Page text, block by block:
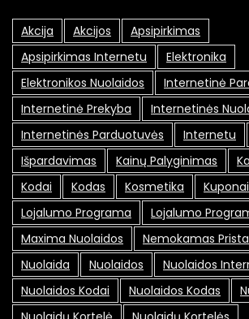
Akcija Akcijos
Apsipirkimas
Apsipirkimas Internetu
Elektronika
Elektronikos Nuolaidos
Internetinė
Internetinė Prekyba
Internetinės
Internetinės Parduotuvės
Internetu
Išpardavimas
Kainų Palyginimas
Kodai
Kodas Kosmetika
Kuponai
Lojalumo Programa
Lojalumo
Maxima Nuolaidos
Nemokamas
Nuolaida
Nuolaidos
Nuolaidos
Nuolaidos Kodai
Nuolaidos Kodas